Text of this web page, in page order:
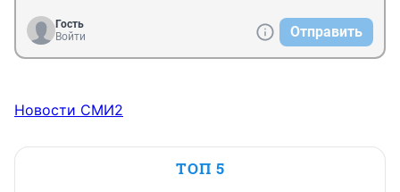
Гость
Войти
Отправить
Новости СМИ2
ТОП 5